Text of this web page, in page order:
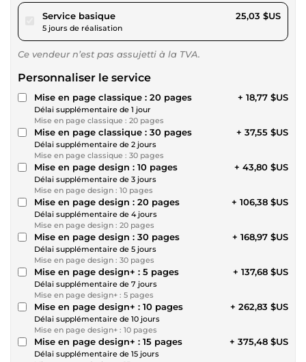
Service basiquepour 23,07 $US
5 jours de réalisation
25,03 $US
Ce vendeur n’est pas assujetti à la TVA.
Personnaliser le service
Mise en page classique : 20 pages
Délai supplémentaire de 1 jour
Mise en page classique : 20 pages
+ 18,77 $US
Mise en page classique : 30 pages
Délai supplémentaire de 2 jours
Mise en page classique : 30 pages
+ 37,55 $US
Mise en page design : 10 pages
Délai supplémentaire de 3 jours
Mise en page design : 10 pages
+ 43,80 $US
Mise en page design : 20 pages
Délai supplémentaire de 4 jours
Mise en page design : 20 pages
+ 106,38 $US
Mise en page design : 30 pages
Délai supplémentaire de 5 jours
Mise en page design : 30 pages
+ 168,97 $US
Mise en page design+ : 5 pages
Délai supplémentaire de 7 jours
Mise en page design+ : 5 pages
+ 137,68 $US
Mise en page design+ : 10 pages
Délai supplémentaire de 10 jours
Mise en page design+ : 10 pages
+ 262,83 $US
Mise en page design+ : 15 pages
Délai supplémentaire de 15 jours
+ 375,48 $US